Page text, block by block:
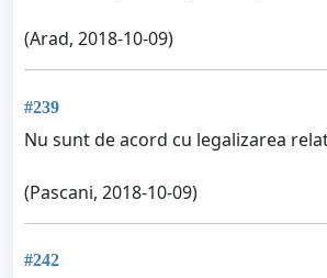
(Arad, 2018-10-09)
#239
Nu sunt de acord cu legalizarea
(Pascani, 2018-10-09)
#242